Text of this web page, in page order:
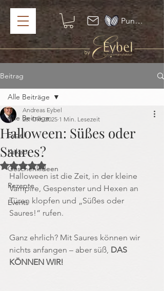
Punkte ansehen
Beitrag
Alle Beiträge
Eybel
Kakao
Geschenkideen
Rezepte
Events
Alle Beiträge
Halloween: Süßes oder
Saures?
Andreas Eybel
28. Okt. 2025 1 Min. Lesezeit
Mit NaN von 5 Sternen bewertet.
Halloween ist die Zeit, in der kleine
Vampire, Gespenster und Hexen an
Türen klopfen und „Süßes oder
Saures!“ rufen.
Ganz ehrlich? Mit Saures können wir
nichts anfangen – aber süß, DAS
KÖNNEN WIR!